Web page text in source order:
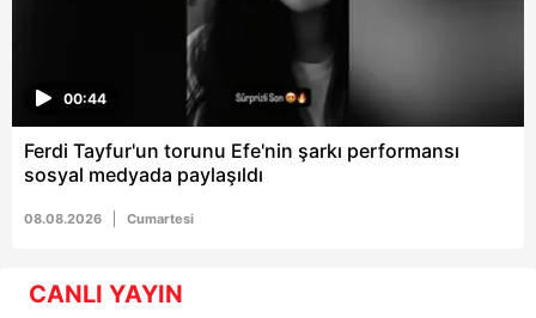
00:44
Ferdi Tayfur'un torunu Efe'nin şarkı performansı
sosyal medyada paylaşıldı
08.08.2026 Cumartesi
CANLI YAYIN